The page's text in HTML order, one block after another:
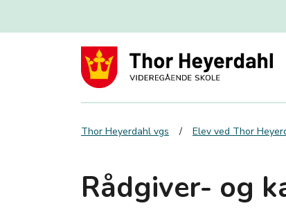
Thor Heyerdahl vgs Elev ved Thor
Rådgiver- og